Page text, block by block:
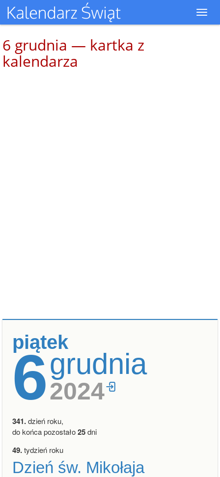
6 grudnia — kartka z
kalendarza
piątek
6grudnia
2024
341.dzień roku,
do końca pozostało25dni
49.tydzień roku
Dzień św. Mikołaja